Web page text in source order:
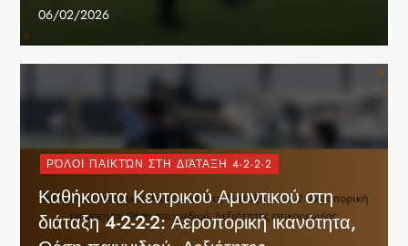
06/02/2026
ΡΌΛΟΙ ΠΑΙΚΤΏΝ ΣΤΗ ΔΙΆΤΑΞΗ 4-2-2-2
Καθήκοντα Κεντρικού Αμυντικού στη
διάταξη 4-2-2-2: Αεροπορική ικανότητα,